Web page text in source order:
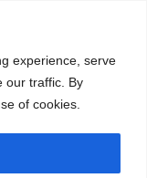
experience, serve
our traffic. By
of cookies.